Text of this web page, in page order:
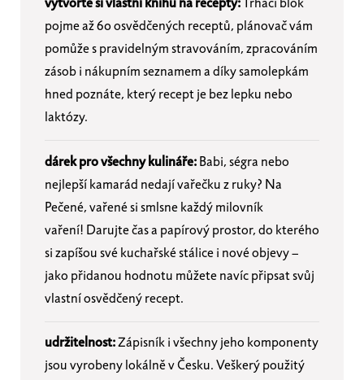
vytvořte si vlastní knihu na recepty: Trhací blok
pojme až 60 osvědčených receptů, plánovač vám
pomůže s pravidelným stravováním, zpracováním
zásob i nákupním seznamem a díky samolepkám
hned poznáte, který recept je bez lepku nebo
laktózy.
dárek pro všechny kulináře: Babi, ségra nebo
nejlepší kamarád nedají vařečku z ruky? Na
Pečené, vařené si smlsne každý milovník
vaření! Darujte čas a papírový prostor, do kterého
si zapíšou své kuchařské stálice i nové objevy –
jako přidanou hodnotu můžete navíc připsat svůj
vlastní osvědčený recept.
udržitelnost:Zápisník i všechny jeho komponenty
jsou vyrobeny lokálně v Česku. Veškerý použitý